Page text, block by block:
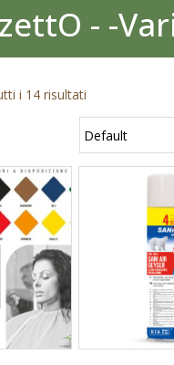
- -
i 14 risultati